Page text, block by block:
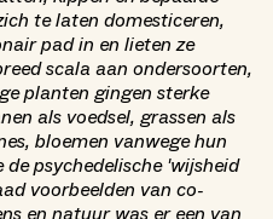
te laten domesticeren,
pad in en lieten ze
scala aan ondersoorten,
planten gingen sterke
als voedsel, grassen als
bloemen vanwege hun
psychedelische 'wijsheid
voorbeelden van co-
en natuur was er een van